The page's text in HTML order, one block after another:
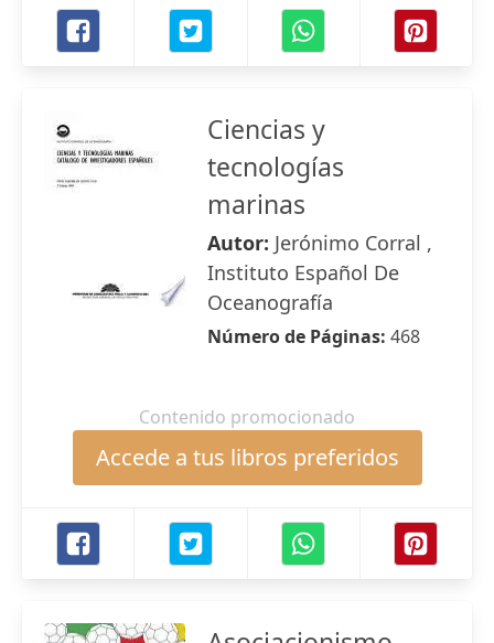
Ciencias y
tecnologías
marinas
Autor: Jerónimo Corral ,
Instituto Español De
Oceanografía
Número de Páginas: 468
Contenido promocionado
Accede a tus libros preferidos